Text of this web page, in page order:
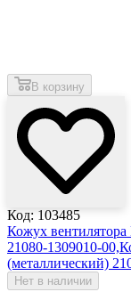
В корзину
Код: 103485
Кожух
21080-1309010-00,
(металлический)
Нет в наличии